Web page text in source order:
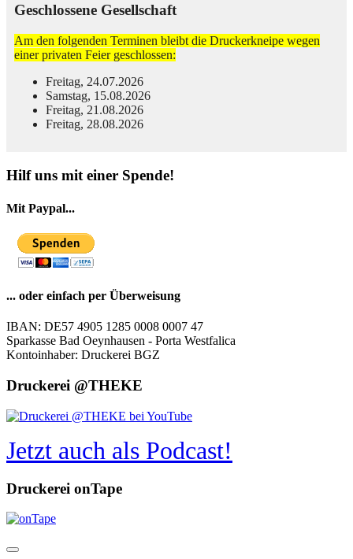
Geschlossene Gesellschaft
Am den folgenden Terminen bleibt die Druckerkneipe wegen
einer privaten Feier geschlossen:
Freitag, 24.07.2026
Samstag, 15.08.2026
Freitag, 21.08.2026
Freitag, 28.08.2026
Hilf uns mit einer Spende!
Mit Paypal...
... oder einfach per Überweisung
IBAN: DE57 4905 1285 0008 0007 47
Sparkasse Bad Oeynhausen - Porta Westfalica
Kontoinhaber: Druckerei BGZ
Druckerei @THEKE
Jetzt auch als Podcast!
Druckerei onTape